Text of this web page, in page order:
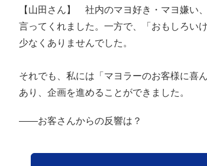
【山田さん】 社内のマヨ好き・マヨ嫌い
言ってくれました。一方で、「おもしろい
少なくありませんでした。
それでも、私には「マヨラーのお客様に喜
あり、企画を進めることができました。
――お客さんからの反響は？